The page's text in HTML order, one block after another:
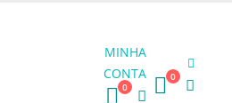
MINHA
CONTA
0
0